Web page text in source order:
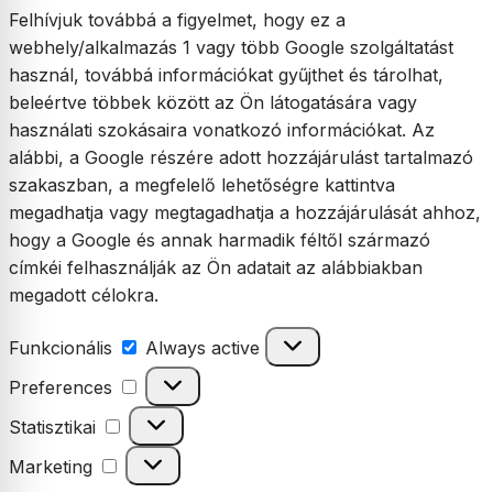
Felhívjuk továbbá a figyelmet, hogy ez a
webhely/alkalmazás 1 vagy több Google szolgáltatást
használ, továbbá információkat gyűjthet és tárolhat,
beleértve többek között az Ön látogatására vagy
használati szokásaira vonatkozó információkat. Az
alábbi, a Google részére adott hozzájárulást tartalmazó
szakaszban, a megfelelő lehetőségre kattintva
megadhatja vagy megtagadhatja a hozzájárulását ahhoz,
hogy a Google és annak harmadik féltől származó
címkéi felhasználják az Ön adatait az alábbiakban
megadott célokra.
Funkcionális Funkcionális
Always active
Preferences
Preferences
Statisztikai Statisztikai
Marketing Marketing